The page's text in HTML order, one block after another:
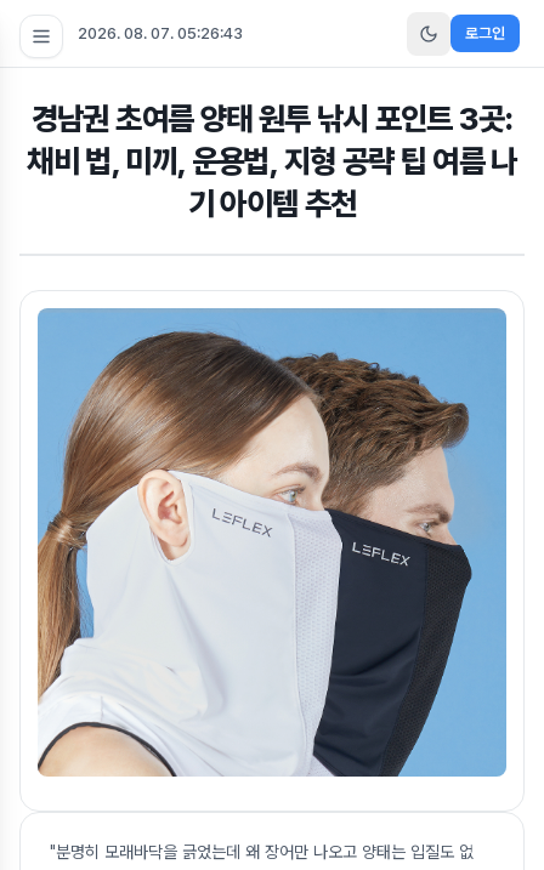
2026. 08. 07. 05:26:43 로그인
경남권 초여름 양태 원투 낚시 포인트 3곳:
채비 법, 미끼, 운용법, 지형 공략 팁 여름 나
기 아이템 추천
"분명히 모래바닥을 긁었는데 왜 장어만 나오고 양태는 입질도 없